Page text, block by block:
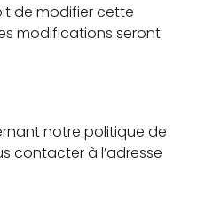
de modifier cette
modifications seront
notre politique de
contacter à l’adresse